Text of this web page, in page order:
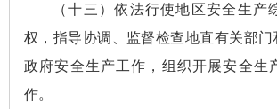
（十三）依法行使地区安全生产
权，指导协调、监督检查地直有关部门
政府安全生产工作，组织开展安全生
作。